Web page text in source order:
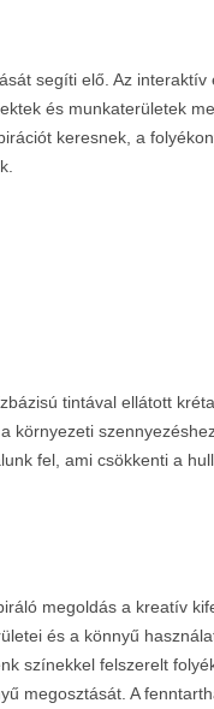
segíti elő. Az
és munkaterületek
keresnek, a
tintával ellátott
környezeti
fel, ami csökkenti a
megoldás a kreatív
és a könnyű
színekkel felszerelt
megosztását. A